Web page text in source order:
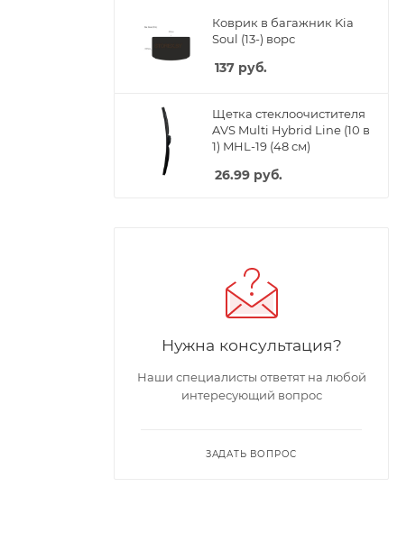
Коврик в багажник Kia
Soul (13-) ворс
137 руб.
Щетка стеклоочистителя
AVS Multi Hybrid Line (10 в
1) MHL-19 (48 см)
26.99 руб.
Нужна консультация?
Наши специалисты ответят на любой
интересующий вопрос
ЗАДАТЬ ВОПРОС